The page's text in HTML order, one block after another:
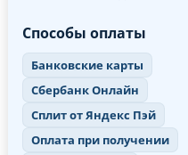
Способы оплаты
Банковские карты
Сбербанк Онлайн
Сплит от Яндекс Пэй
Оплата при получении